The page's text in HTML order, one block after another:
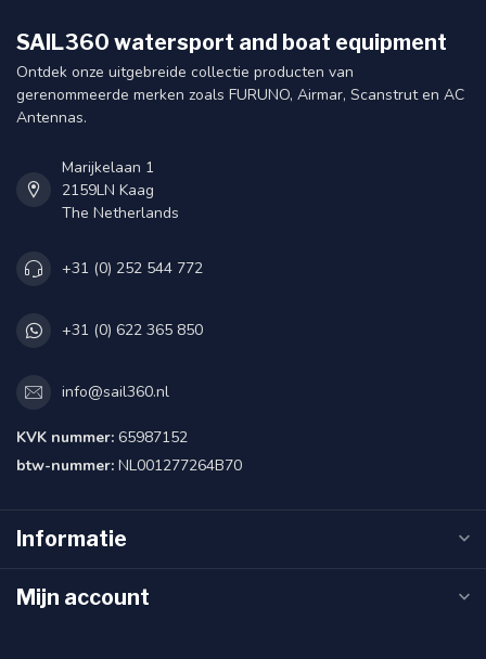
SAIL360 watersport and boat equipment
Ontdek onze uitgebreide collectie producten van
gerenommeerde merken zoals FURUNO, Airmar, Scanstrut en AC
Antennas.
Marijkelaan 1
2159LN Kaag
The Netherlands
+31 (0) 252 544 772
+31 (0) 622 365 850
info@sail360.nl
KVK nummer: 65987152
btw-nummer: NL001277264B70
Informatie
Mijn account